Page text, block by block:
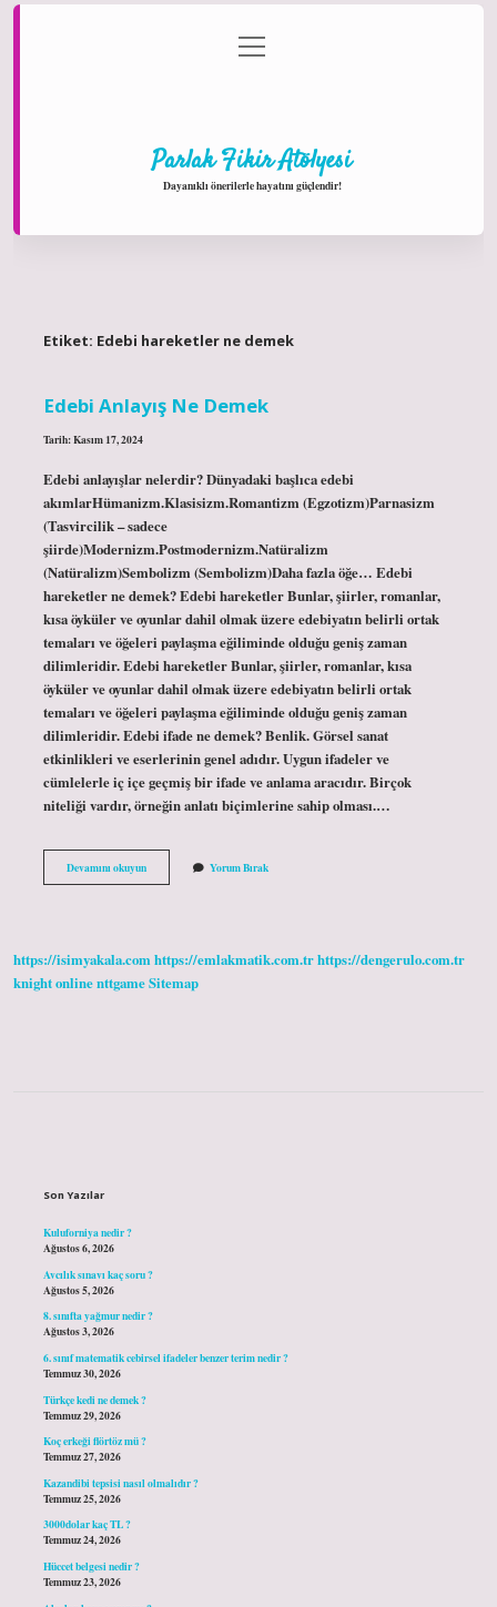
Gizlilik Politikası
menüyü
aç
Parlak Fikir Atölyesi
Dayanıklı önerilerle hayatını güçlendir!
Etiket: Edebi hareketler ne demek
Edebi Anlayış Ne Demek
Tarih: Kasım 17, 2024
Edebi anlayışlar nelerdir? Dünyadaki başlıca edebi
akımlarHümanizm.Klasisizm.Romantizm (Egzotizm)Parnasizm
(Tasvircilik – sadece
şiirde)Modernizm.Postmodernizm.Natüralizm
(Natüralizm)Sembolizm (Sembolizm)Daha fazla öğe… Edebi
hareketler ne demek? Edebi hareketler Bunlar, şiirler, romanlar,
kısa öyküler ve oyunlar dahil olmak üzere edebiyatın belirli ortak
temaları ve öğeleri paylaşma eğiliminde olduğu geniş zaman
dilimleridir. Edebi hareketler Bunlar, şiirler, romanlar, kısa
öyküler ve oyunlar dahil olmak üzere edebiyatın belirli ortak
temaları ve öğeleri paylaşma eğiliminde olduğu geniş zaman
dilimleridir. Edebi ifade ne demek? Benlik. Görsel sanat
etkinlikleri ve eserlerinin genel adıdır. Uygun ifadeler ve
cümlelerle iç içe geçmiş bir ifade ve anlama aracıdır. Birçok
niteliği vardır, örneğin anlatı biçimlerine sahip olması.…
Devamını okuyunEdebi
Anlayış
Yorum Bırak
https://isimyakala.comhttps://emlakmatik.com.trhttps://dengerulo.com.tr
knight onlinenttgameSitemap
Son Yazılar
Kuluforniya nedir ?
Ağustos 6, 2026
Avcılık sınavı kaç soru ?
Ağustos 5, 2026
8. sınıfta yağmur nedir ?
Ağustos 3, 2026
6. sınıf matematik cebirsel ifadeler benzer terim nedir ?
Temmuz 30, 2026
Türkçe kedi ne demek ?
Temmuz 29, 2026
Koç erkeği flörtöz mü ?
Temmuz 27, 2026
Kazandibi tepsisi nasıl olmalıdır ?
Temmuz 25, 2026
3000dolar kaç TL ?
Temmuz 24, 2026
Hüccet belgesi nedir ?
Temmuz 23, 2026